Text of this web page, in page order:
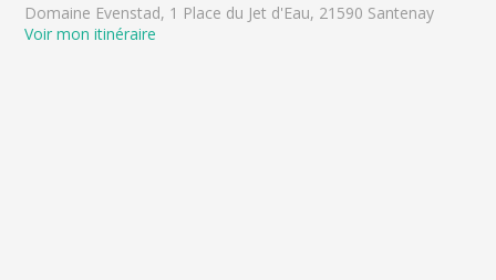
Domaine Evenstad, 1 Place du Jet d'Eau, 21590 Santenay
Voir mon itinéraire